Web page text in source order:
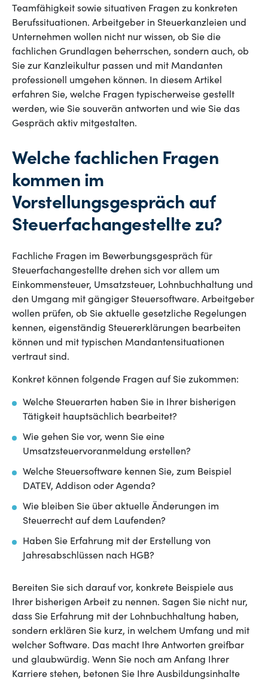
Teamfähigkeit sowie situativen Fragen zu konkreten
Berufssituationen. Arbeitgeber in Steuerkanzleien und
Unternehmen wollen nicht nur wissen, ob Sie die
fachlichen Grundlagen beherrschen, sondern auch, ob
Sie zur Kanzleikultur passen und mit Mandanten
professionell umgehen können. In diesem Artikel
erfahren Sie, welche Fragen typischerweise gestellt
werden, wie Sie souverän antworten und wie Sie das
Gespräch aktiv mitgestalten.
Welche fachlichen Fragen
kommen im
Vorstellungsgespräch auf
Steuerfachangestellte zu?
Fachliche Fragen im Bewerbungsgespräch für
Steuerfachangestellte drehen sich vor allem um
Einkommensteuer, Umsatzsteuer, Lohnbuchhaltung und
den Umgang mit gängiger Steuersoftware. Arbeitgeber
wollen prüfen, ob Sie aktuelle gesetzliche Regelungen
kennen, eigenständig Steuererklärungen bearbeiten
können und mit typischen Mandantensituationen
vertraut sind.
Konkret können folgende Fragen auf Sie zukommen:
Welche Steuerarten haben Sie in Ihrer bisherigen
Tätigkeit hauptsächlich bearbeitet?
Wie gehen Sie vor, wenn Sie eine
Umsatzsteuervoranmeldung erstellen?
Welche Steuersoftware kennen Sie, zum Beispiel
DATEV, Addison oder Agenda?
Wie bleiben Sie über aktuelle Änderungen im
Steuerrecht auf dem Laufenden?
Haben Sie Erfahrung mit der Erstellung von
Jahresabschlüssen nach HGB?
Bereiten Sie sich darauf vor, konkrete Beispiele aus
Ihrer bisherigen Arbeit zu nennen. Sagen Sie nicht nur,
dass Sie Erfahrung mit der Lohnbuchhaltung haben,
sondern erklären Sie kurz, in welchem Umfang und mit
welcher Software. Das macht Ihre Antworten greifbar
und glaubwürdig. Wenn Sie noch am Anfang Ihrer
Karriere stehen, betonen Sie Ihre Ausbildungsinhalte